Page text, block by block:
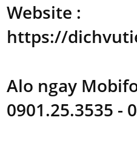
Website :
https://
Alo ngay
0901.25.3535 -